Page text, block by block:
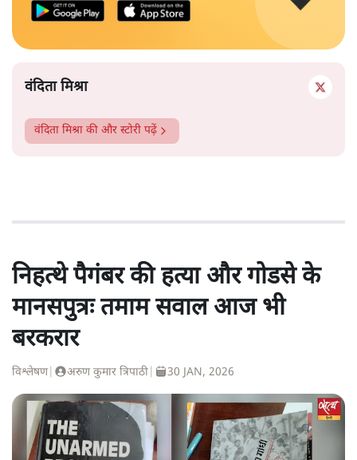
वंदिता मिश्रा
वंदिता मिश्रा की और स्टोरी पढ़ें
निहत्थे पैगंबर की हत्या और गोडसे के
मानसपुत्रः तमाम सवाल आज भी
बरकरार
विश्लेषण| अरुण कुमार त्रिपाठी 30 JAN, 2026